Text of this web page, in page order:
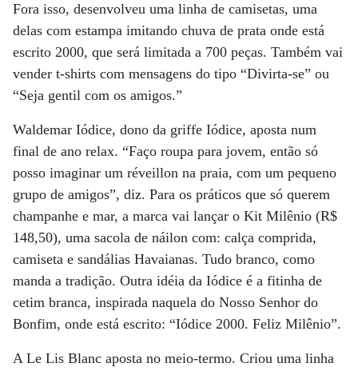
Fora isso, desenvolveu uma linha de camisetas, uma
delas com estampa imitando chuva de prata onde está
escrito 2000, que será limitada a 700 peças. Também vai
vender t-shirts com mensagens do tipo “Divirta-se” ou
“Seja gentil com os amigos.”
Waldemar Iódice, dono da griffe Iódice, aposta num
final de ano relax. “Faço roupa para jovem, então só
posso imaginar um réveillon na praia, com um pequeno
grupo de amigos”, diz. Para os práticos que só querem
champanhe e mar, a marca vai lançar o Kit Milênio (R$
148,50), uma sacola de náilon com: calça comprida,
camiseta e sandálias Havaianas. Tudo branco, como
manda a tradição. Outra idéia da Iódice é a fitinha de
cetim branca, inspirada naquela do Nosso Senhor do
Bonfim, onde está escrito: “Iódice 2000. Feliz Milênio”.
A Le Lis Blanc aposta no meio-termo. Criou uma linha